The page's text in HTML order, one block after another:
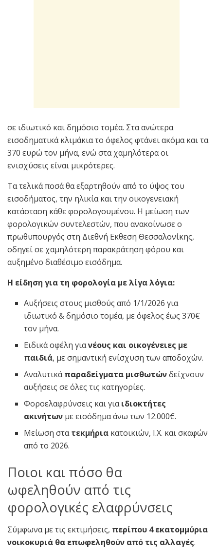
σε ιδιωτικό και δημόσιο τομέα. Στα ανώτερα
εισοδηματικά κλιμάκια το όφελος φτάνει ακόμα και τα
370 ευρώ τον μήνα, ενώ στα χαμηλότερα οι
ενισχύσεις είναι μικρότερες.
Τα τελικά ποσά θα εξαρτηθούν από το ύψος του
εισοδήματος, την ηλικία και την οικογενειακή
κατάσταση κάθε φορολογουμένου. Η μείωση των
φορολογικών συντελεστών, που ανακοίνωσε ο
πρωθυπουργός στη Διεθνή Εκθεση Θεσσαλονίκης,
οδηγεί σε χαμηλότερη παρακράτηση φόρου και
αυξημένο διαθέσιμο εισόδημα.
Η είδηση για τη φορολογία με λίγα λόγια:
Αυξήσεις στους μισθούς από 1/1/2026 για
ιδιωτικό & δημόσιο τομέα, με όφελος έως 370€
τον μήνα.
Ειδικά οφέλη γιανέους και οικογένειες με
παιδιά, με σημαντική ενίσχυση των αποδοχών.
Αναλυτικάπαραδείγματα μισθωτώνδείχνουν
αυξήσεις σε όλες τις κατηγορίες.
Φοροελαφρύνσεις και γιαιδιοκτήτες
ακινήτων με εισόδημα άνω των 12.000€.
Μείωση στατεκμήρια κατοικιών, Ι.Χ. και σκαφών
από το 2026.
Ποιοι και πόσο θα
ωφεληθούν από τις
φορολογικές ελαφρύνσεις
Σύμφωνα με τις εκτιμήσεις, περίπου 4 εκατομμύρια
νοικοκυριά θα επωφεληθούν από τις αλλαγές.